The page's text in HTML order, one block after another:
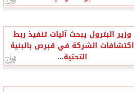
وزير البترول يبحث آليات تنفيذ ربط
اكتشافات الشركة في قبرص بالبنية
التحتية...